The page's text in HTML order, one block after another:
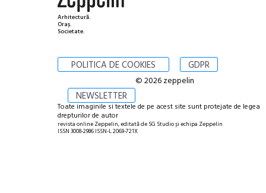
Arhitectură.
Oraș.
Societate.
POLITICA DE COOKIES GDPR
NEWSLETTER
© 2026 zeppelin
Toate imaginile si textele de pe acest site sunt protejate de legea
drepturilor de autor
revista online Zeppelin, editată de SG Studio și echipa Zeppelin
ISSN 3008-2986 ISSN-L 2069-721X